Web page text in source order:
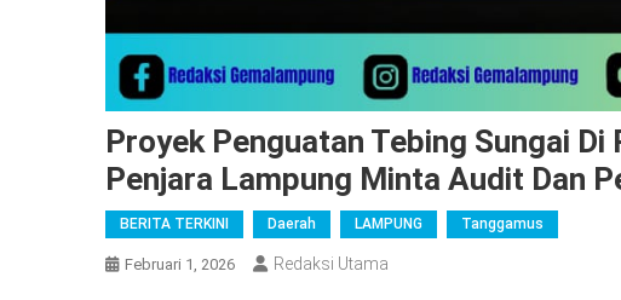
Proyek Penguatan Tebing Sungai
Penjara Lampung Minta Audit Dan
BERITA TERKINI Daerah LAMPUNG Tanggamus
Februari 1, 2026 Redaksi Utama